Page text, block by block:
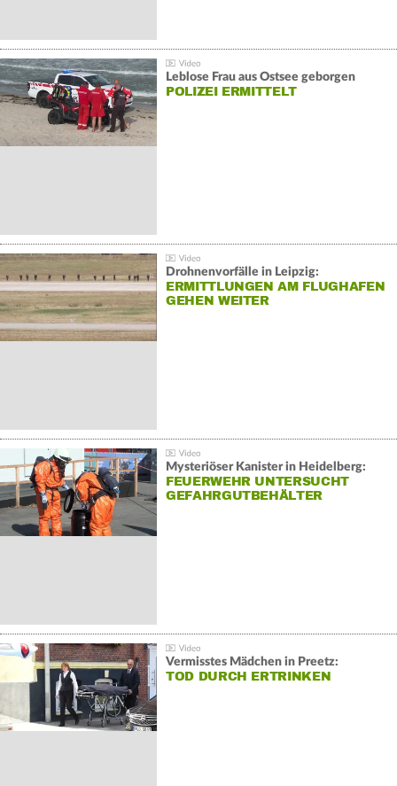
Leblose Frau aus Ostsee geborgen
POLIZEI ERMITTELT
Drohnenvorfälle in Leipzig:
ERMITTLUNGEN AM FLUGHAFEN
GEHEN WEITER
Mysteriöser Kanister in Heidelberg:
FEUERWEHR UNTERSUCHT
GEFAHRGUTBEHÄLTER
Vermisstes Mädchen in Preetz:
TOD DURCH ERTRINKEN